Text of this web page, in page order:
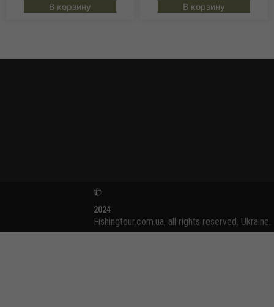
В корзину В корзину
2024
Fishingtour.com.ua, all rights reserved. Ukraine.